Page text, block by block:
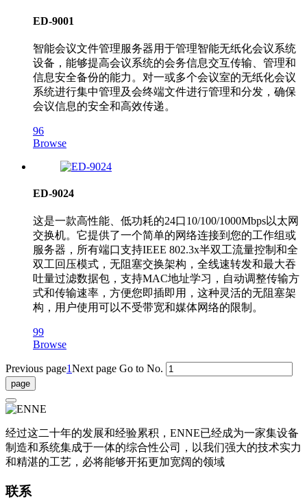
ED-9001
智能会议文件管理服务器用于管理智能无纸化会议系统
设备，能够提高会议系统的会务信息交互传输、管理和
信息安全备份的能力。对一或多个会议室的无纸化会议
系统进行集中管理及会终端文件进行管理和分发，确保
会议信息的安全和高效传递。
96
Browse
ED-9024
这是一款高性能、低功耗的24口10/100/1000Mbps以太网
交换机。它提供了一个简单的网络连接到您的工作组或
服务器，所有端口支持IEEE 802.3x半双工流量控制和全
双工回压模式，无阻塞交换架构，全线速转发和最大吞
吐量过滤数据包，支持MAC地址学习，自动调整传输方
式和传输速率，方便您即插即用，这种灵活的无阻塞架
构，用户使用可以不受带宽和媒体网络的限制。
99
Browse
Previous page1Next page Go to No.
经过这二十年的发展和经验累积，ENNE已经成为一家集设备
制造和系统集成于一体的综合性公司，以我们强大的技术实力
和精湛的工艺，必将能够开拓更加宽阔的领域
联系